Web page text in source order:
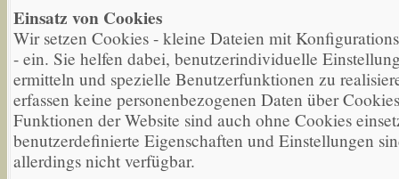
Einsatz von Cookies
Wir setzen Cookies - kleine Dateien mit
- ein. Sie helfen dabei, benutzerindividuelle
ermitteln und spezielle Benutzerfunktionen zu
erfassen keine personenbezogenen Daten über
Funktionen der Website sind auch ohne Cookies
benutzerdefinierte Eigenschaften und Einstellungen
allerdings nicht verfügbar.